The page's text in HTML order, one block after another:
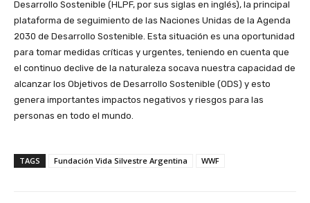
Desarrollo Sostenible (HLPF, por sus siglas en inglés), la principal
plataforma de seguimiento de las Naciones Unidas de la Agenda
2030 de Desarrollo Sostenible. Esta situación es una oportunidad
para tomar medidas críticas y urgentes, teniendo en cuenta que
el continuo declive de la naturaleza socava nuestra capacidad de
alcanzar los Objetivos de Desarrollo Sostenible (ODS) y esto
genera importantes impactos negativos y riesgos para las
personas en todo el mundo.
TAGS Fundación Vida Silvestre Argentina WWF